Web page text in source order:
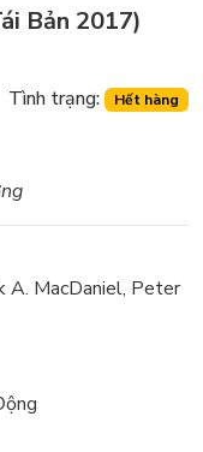
Bản 2017)
Tình trạng: Hết hàng
A. MacDaniel, Peter